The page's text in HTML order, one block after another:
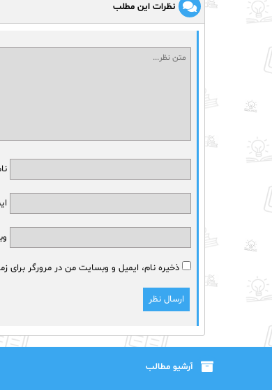
نظرات این مطلب
ذخیره نام، ایمیل و وبسایت من در مرورگر برای
آرشیو مطالب